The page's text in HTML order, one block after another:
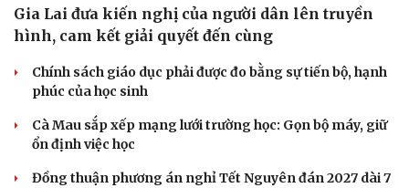
Gia Lai đưa kiến nghị của người dân lên truyền
hình, cam kết giải quyết đến cùng
Chính sách giáo dục phải được đo bằng sự tiến bộ, hạnh
phúc của học sinh
Cà Mau sắp xếp mạng lưới trường học: Gọn bộ máy, giữ
ổn định việc học
Đồng thuận phương án nghỉ Tết Nguyên đán 2027 dài 7